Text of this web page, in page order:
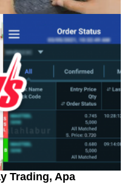
Untuk Mereka Yang
Trading, Apa